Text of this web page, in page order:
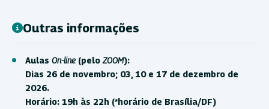
Outras informações
Aulas On-line (pelo ZOOM):
Dias 26 de novembro; 03, 10 e 17 de dezembro de
2026.
Horário: 19h às 22h (*horário de Brasília/DF)